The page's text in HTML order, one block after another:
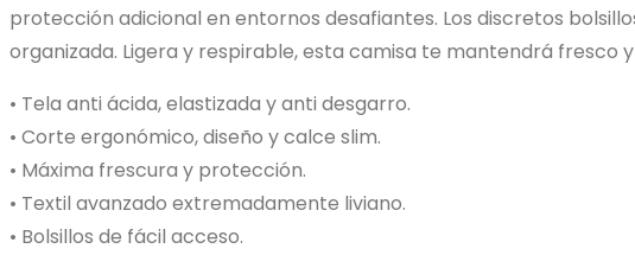
protección adicional en entornos desafiantes. Los discretos
organizada. Ligera y respirable, esta camisa te mantendrá fresco
• Tela anti ácida, elastizada y anti desgarro.
• Corte ergonómico, diseño y calce slim.
• Máxima frescura y protección.
• Textil avanzado extremadamente liviano.
• Bolsillos de fácil acceso.